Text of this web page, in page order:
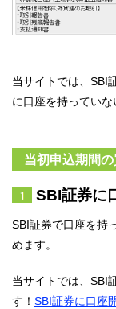
当サイトでは、SBI
に口座を持っていな
当初申込期間の
SBI証券に
SBI証券で口座を持
めます。
当サイトでは、SBI
す！ SBI証券に口座